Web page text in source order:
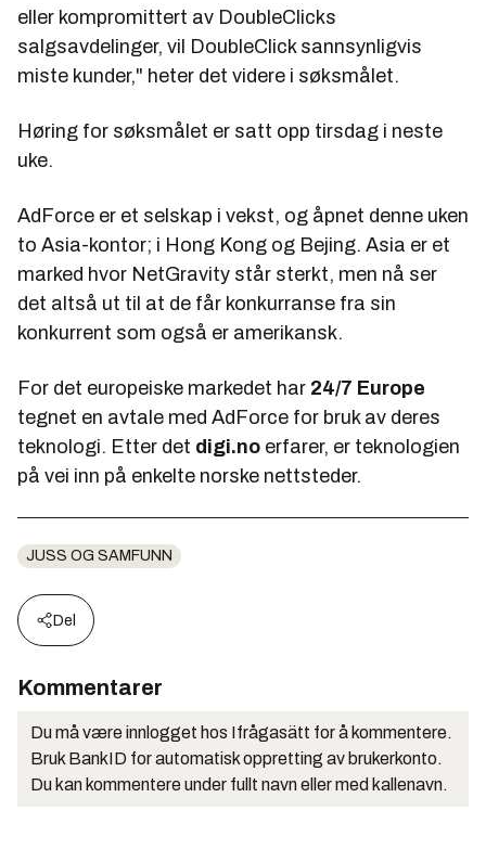
eller kompromittert av DoubleClicks
salgsavdelinger, vil DoubleClick sannsynligvis
miste kunder," heter det videre i søksmålet.
Høring for søksmålet er satt opp tirsdag i neste
uke.
AdForce er et selskap i vekst, og åpnet denne uken
to Asia-kontor; i Hong Kong og Bejing. Asia er et
marked hvor NetGravity står sterkt, men nå ser
det altså ut til at de får konkurranse fra sin
konkurrent som også er amerikansk.
For det europeiske markedet har 24/7 Europe
tegnet en avtale med AdForce for bruk av deres
teknologi. Etter det digi.no erfarer, er teknologien
på vei inn på enkelte norske nettsteder.
JUSS OG SAMFUNN
Del
Kommentarer
Du må være innlogget hos Ifrågasätt for å kommentere.
Bruk BankID for automatisk oppretting av brukerkonto.
Du kan kommentere under fullt navn eller med kallenavn.